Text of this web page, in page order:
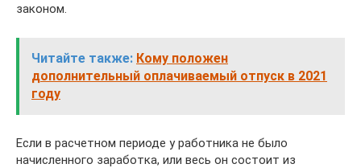
законом.
Читайте также: Кому положен
дополнительный оплачиваемый отпуск в 2021
году
Если в расчетном периоде у работника не было
начисленного заработка, или весь он состоит из